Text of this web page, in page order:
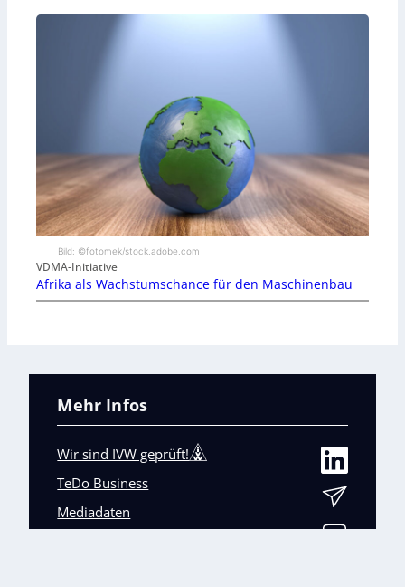
Bild: ©fotomek/stock.adobe.com
VDMA-Initiative
Afrika als Wachstumschance für den Maschinenbau
Mehr Infos
Wir sind IVW geprüft!
TeDo Business
Mediadaten